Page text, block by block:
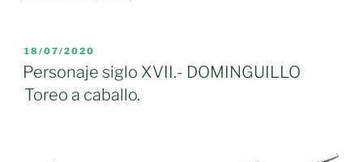
Calatrava»
PUBLICADO
EL
18/07/2020
Personaje siglo XVII.- DOMINGUILLO
Toreo a caballo.